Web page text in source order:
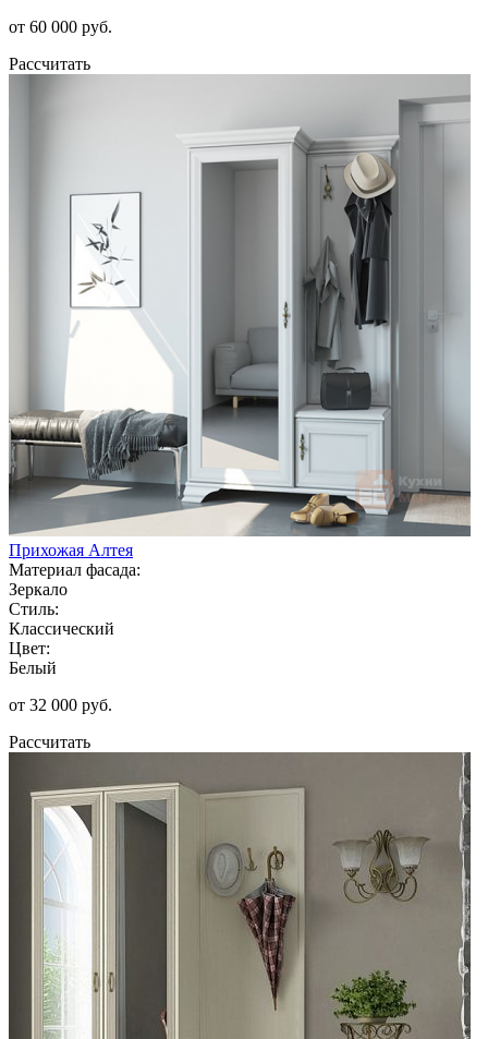
от 60 000 руб.
Рассчитать
Прихожая Алтея
Материал фасада:
Зеркало
Стиль:
Классический
Цвет:
Белый
от 32 000 руб.
Рассчитать